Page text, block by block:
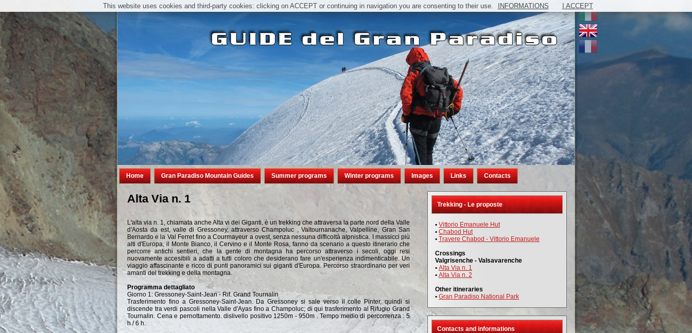
Home Gran Paradiso Mountain Guides Summer programs Winter programs Images Links Contacts
Alta Via n. 1
L'alta via n. 1, chiamata anche Alta vi dei Giganti, è un trekking che attraversa la parte nord della Valle
d'Aosta da est, valle di Gressoney, attraverso Champoluc , Valtournanache, Valpelline, Gran San
Bernardo e la Val Ferret fino a Courmayeur a ovest, senza nessuna difficoltà alpnistica. I massicci più
alti d'Europa, il Monte Bianco, il Cervino e il Monte Rosa, fanno da scenario a questo itinerario che
percorre antichi sentieri, che la gente di montagna ha percorso attraverso i secoli, oggi resi
nuovamente accesibili a adatti a tutti coloro che desiderano fare un'esperienza indimenticabile. Un
viaggio affascinante e ricco di punti panoramici sui giganti d'Europa. Percorso straordinario per veri
amanti del trekking e della montagna.
Programma dettagliato
Giorno 1: Gressoney-Saint-Jean - Rif. Grand Tournalin
Trasferimento fino a Gressoney-Saint-Jean. Da Gressoney si sale verso il colle Pinter, quindi si
discende tra verdi pascoli nella Valle d'Ayas fino a Champoluc; di qui trasferimento al Rifugio Grand
Tournalin. Cena e pernottamento. dislivello positivo 1250m - 950m . Tempo medio di percorrenza : 5
h / 6 h.
Trekking - Le proposte
• Vittorio Emanuele Hut
• Chabod Hut
• Travere Chabod - Vittorio Emanuele
Crossings
Valgrisenche - Valsavarenche
• Alta Via n. 1
• Alta Via n. 2
Other itineraries
• Gran Paradiso National Park
Contacts and informations
This website uses cookies and third-party cookies: clicking on ACCEPT or continuing in navigation you are consenting to their use. INFORMATIONS I ACCEPT